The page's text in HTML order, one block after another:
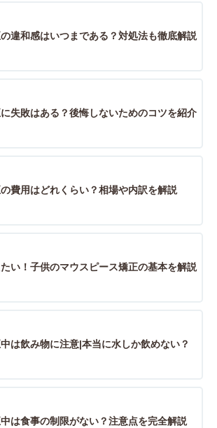
違和感はいつまである？対処法も徹底解説
失敗はある？後悔しないためのコツを紹介
費用はどれくらい？相場や内訳を解説
い！子供のマウスピース矯正の基本を解説
は飲み物に注意|本当に水しか飲めない？
は食事の制限がない？注意点を完全解説